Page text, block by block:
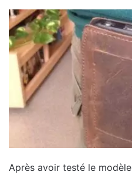
Après avoir testé le modèle